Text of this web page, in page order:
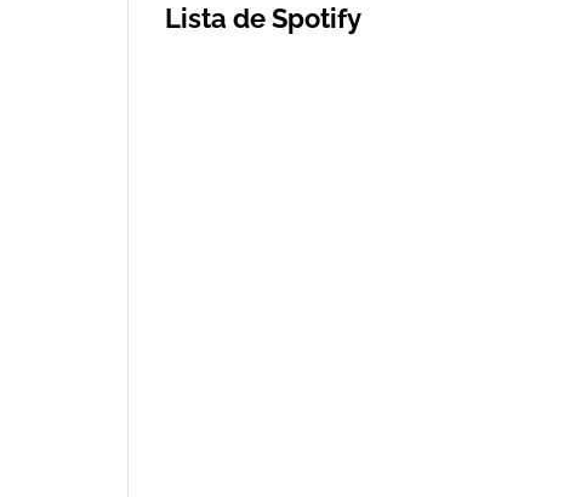
Lista de Spotify